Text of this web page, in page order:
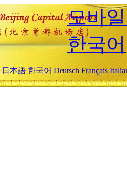
모바
한국어
日本語 한국어 Deutsch Français